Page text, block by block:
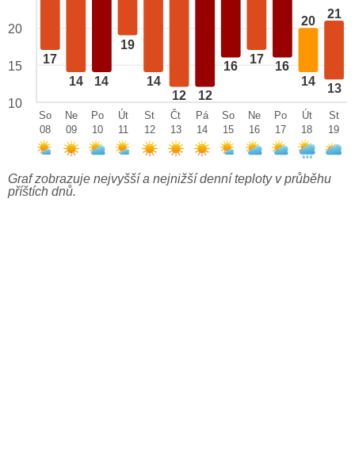
17
14 14
19
14
12 12
16
17
16
20
14
21
13
20
15
10
So
08
Ne
09
Po
10
Út
11
St
12
Čt
13
Pá
14
So
15
Ne
16
Po
17
Út
18
St
19
Graf zobrazuje nejvyšší a nejnižší denní teploty v průběhu
příštích dnů.